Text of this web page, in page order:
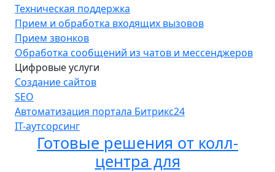
Техническая поддержка
Прием и обработка входящих вызовов
Прием звонков
Обработка сообщений из чатов и мессенджеров
Цифровые услуги
Создание сайтов
SEO
Автоматизация портала Битрикс24
IT-аутсорсинг
Готовые решения от колл-
центра для